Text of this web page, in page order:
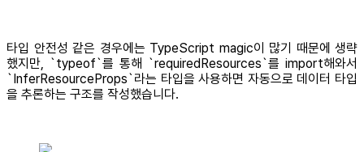
타입 안전성 같은 경우에는 TypeScript magic이 많기 때문에 생략
했지만, `typeof`를 통해 `requiredResources`를 import해와서
`InferResourceProps`라는 타입을 사용하면 자동으로 데이터 타입
을 추론하는 구조를 작성했습니다.